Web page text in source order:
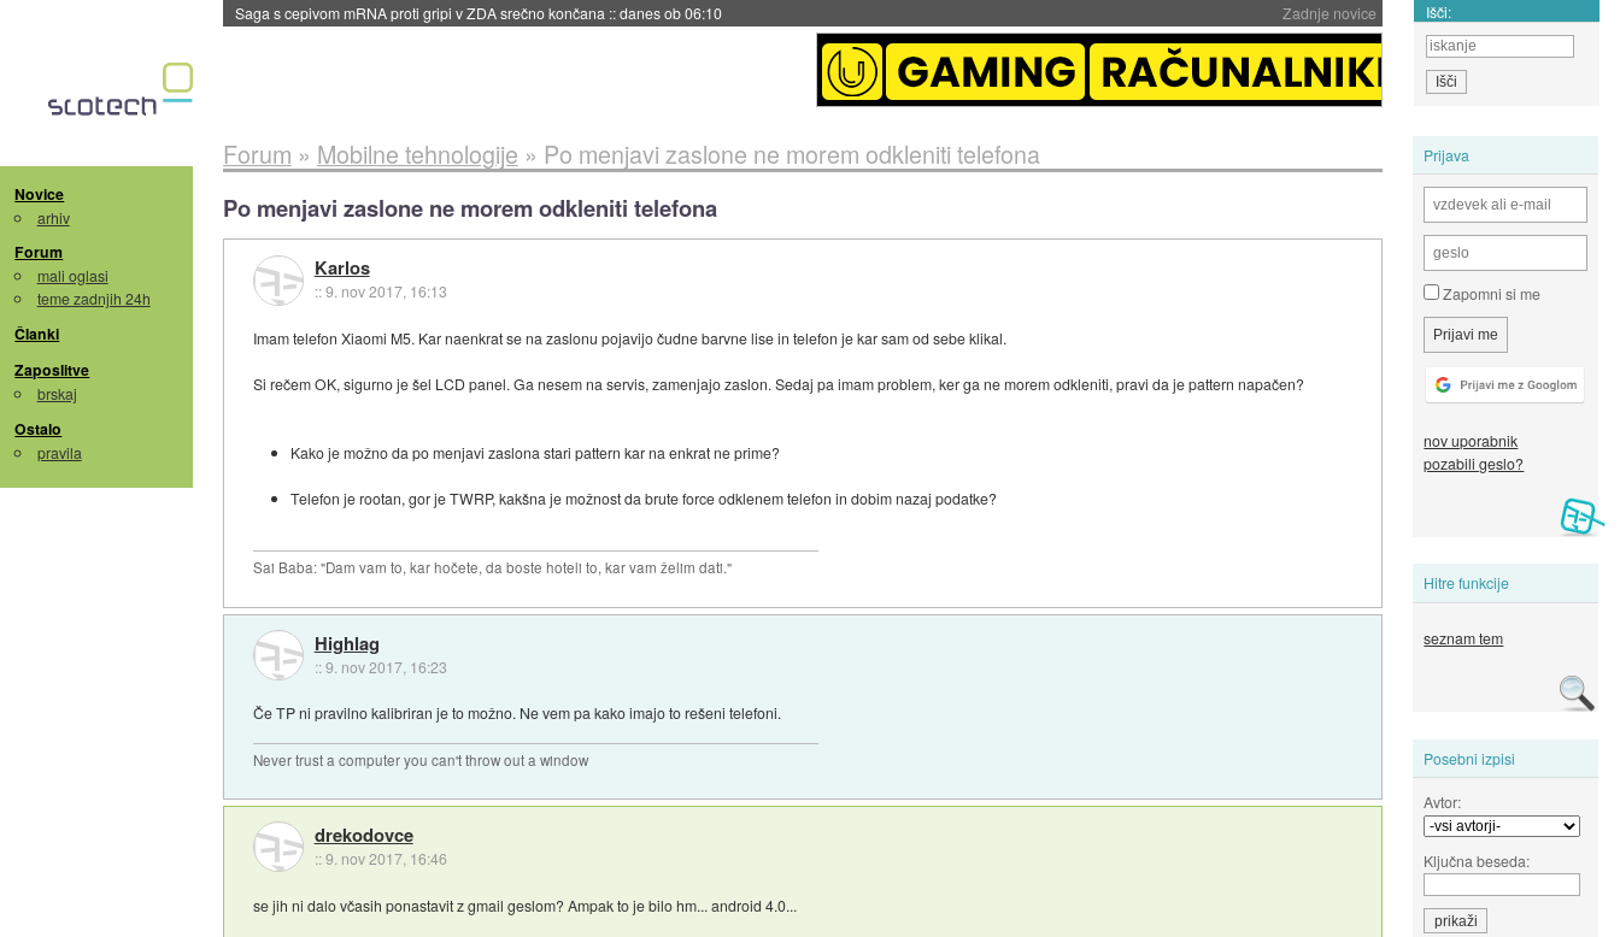
Zadnje novice
Saga s cepivom mRNA proti gripi v ZDA srečno končana ::danes ob 06:10 Išči:
Novice
arhiv
Forum
mali oglasi
teme zadnjih 24h
Članki
Zaposlitve
brskaj
Ostalo
pravila
Prijava
Zapomni si me
nov uporabnik
pozabili geslo?
Hitre funkcije
seznam tem
Posebni izpisi
Avtor:
Ključna beseda:
Forum » Mobilne tehnologije » Po menjavi zaslone ne morem odkleniti telefona
Po menjavi zaslone ne morem odkleniti telefona
Karlos
::9. nov 2017, 16:13
Imam telefon Xiaomi M5. Kar naenkrat se na zaslonu pojavijo čudne barvne lise in telefon je kar sam od sebe klikal.
Si rečem OK, sigurno je šel LCD panel. Ga nesem na servis, zamenjajo zaslon. Sedaj pa imam problem, ker ga ne morem odkleniti, pravi da je pattern napačen?
Kako je možno da po menjavi zaslona stari pattern kar na enkrat ne prime?
Telefon je rootan, gor je TWRP, kakšna je možnost da brute force odklenem telefon in dobim nazaj podatke?
Sai Baba: "Dam vam to, kar hočete, da boste hoteli to, kar vam želim dati."
Highlag
::9. nov 2017, 16:23
Če TP ni pravilno kalibriran je to možno. Ne vem pa kako imajo to rešeni telefoni.
Never trust a computer you can't throw out a window
drekodovce
::9. nov 2017, 16:46
se jih ni dalo včasih ponastavit z gmail geslom? Ampak to je bilo hm... android 4.0...